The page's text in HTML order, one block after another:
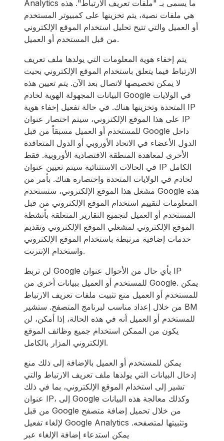
Analytics ما يسمى بـ "ملفات تعريف الارتباط". هذه
هي ملفات نصية، يتم تخزينها على كمبيوتر المستخدم
أو العميل والتي تتيح تحليل استخدام الموقع الإلكتروني
من قبل المستخدم أو العميل.
يتم إخفاء هوية المعلومات التي يولدها ملف تعريف
الارتباط فيما يتعلق باستخدام الموقع الإلكتروني بحيث
لا يمكن تخصيصها لاتصال بعد الآن. يتم تعيين هذه
البيانات المجهولة الهوية لخادم Google في الولايات
المتحدة وتخزينها هناك. في حالة تفعيل إخفاء هوية IP
على هذا الموقع الإلكتروني، سيتم اختصار عنوان IP
للمستخدم أو العميل مسبقاً من قبل Google داخل
الدول الأعضاء في الاتحاد الأوروبي أو الدول المتعاقدة
الأخرى لمعاهدة المنطقة الاقتصادية الأوروبية. فقط
في الحالات الاستثنائية سيتم تعيين عنوان IP الكامل
لخادم في الولايات المتحدة واختصاره هناك. بأمر من
مشغل هذا الموقع الإلكتروني، ستستخدم Google هذه
المعلومات لتقييم استخدام الموقع الإلكتروني من قبل
المستخدم أو العميل لتجميع التقارير المتعلقة بأنشطة
الموقع الإلكتروني لمشغلي الموقع الإلكتروني وتقديم
خدمات إضافية مرتبطة باستخدام الموقع الإلكتروني
واستخدام الإنترنت.
لن تربط Google بأي حال من الأحوال عنوان IP
للمستخدم أو العميل ببيانات أخرى من Google. يمكن
للمستخدم أو العميل منع تثبيت ملفات تعريف الارتباط
من خلال إعداد مناسب لبرنامج المتصفح. ستشير BM
للمستخدم أو العميل أنه في هذه الحالة، إذا أمكن، لن
يكون من الممكن استخدام جميع وظائف الموقع
الإلكتروني المزار بالكامل.
يمكن للمستخدم أو العميل بالإضافة إلى ذلك منع
إدخال البيانات التي يولدها ملف تعريف الارتباط والتي
تشير إلى استخدام الموقع الإلكتروني، بما في ذلك
عنوان IP، إلى Google وكذلك معالجة هذه البيانات
من قبل Google من خلال تحميل إضافة متصفح
لإلغاء تفعيل Google Analytics وتثبيتها لمتصفحه.
يمكن استدعاء إضافة الإلغاء عبر